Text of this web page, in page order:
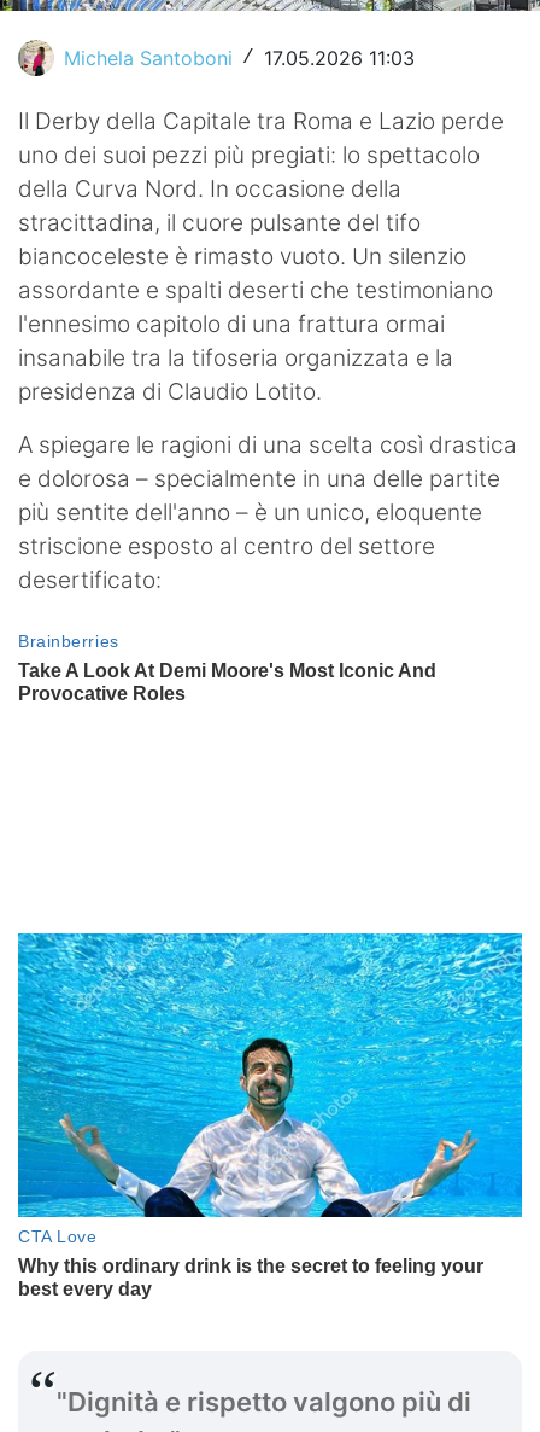
Michela Santoboni / 17.05.2026 11:03
Il Derby della Capitale tra Roma e Lazio perde
uno dei suoi pezzi più pregiati: lo spettacolo
della Curva Nord. In occasione della
stracittadina, il cuore pulsante del tifo
biancoceleste è rimasto vuoto. Un silenzio
assordante e spalti deserti che testimoniano
l'ennesimo capitolo di una frattura ormai
insanabile tra la tifoseria organizzata e la
presidenza di Claudio Lotito.
A spiegare le ragioni di una scelta così drastica
e dolorosa – specialmente in una delle partite
più sentite dell'anno – è un unico, eloquente
striscione esposto al centro del settore
desertificato:
"Dignità e rispetto valgono più di